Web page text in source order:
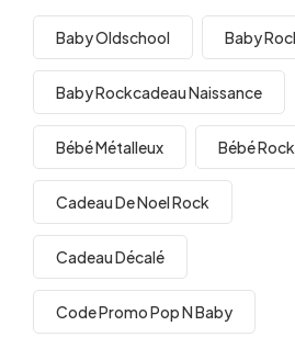
Baby Oldschool Baby
Baby Rockcadeau Naissance
Bébé Métalleux Bébé Rock
Cadeau De Noel Rock
Cadeau Décalé
Code Promo Pop N Baby